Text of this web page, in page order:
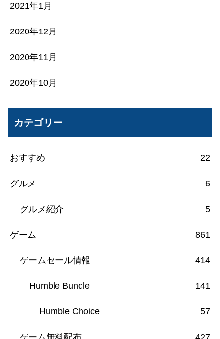
2021年1月
2020年12月
2020年11月
2020年10月
カテゴリー
おすすめ 22
グルメ 6
グルメ紹介 5
ゲーム 861
ゲームセール情報 414
Humble Bundle 141
Humble Choice 57
ゲーム無料配布 427